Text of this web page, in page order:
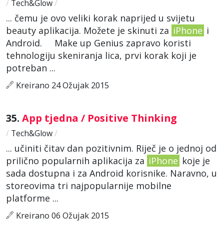
/ Tech&Glow/
... čemu je ovo veliki korak naprijed u svijetu
beauty aplikacija. Možete je skinuti za iPhone i
Android. Make up Genius zapravo koristi
tehnologiju skeniranja lica, prvi korak koji je
potreban ...
Kreirano 24 Ožujak 2015
35. App tjedna / Positive Thinking
/ Tech&Glow/
... učiniti čitav dan pozitivnim. Riječ je o jednoj od
prilično popularnih aplikacija za iPhone koje je
sada dostupna i za Android korisnike. Naravno, u
storeovima tri najpopularnije mobilne
platforme ...
Kreirano 06 Ožujak 2015